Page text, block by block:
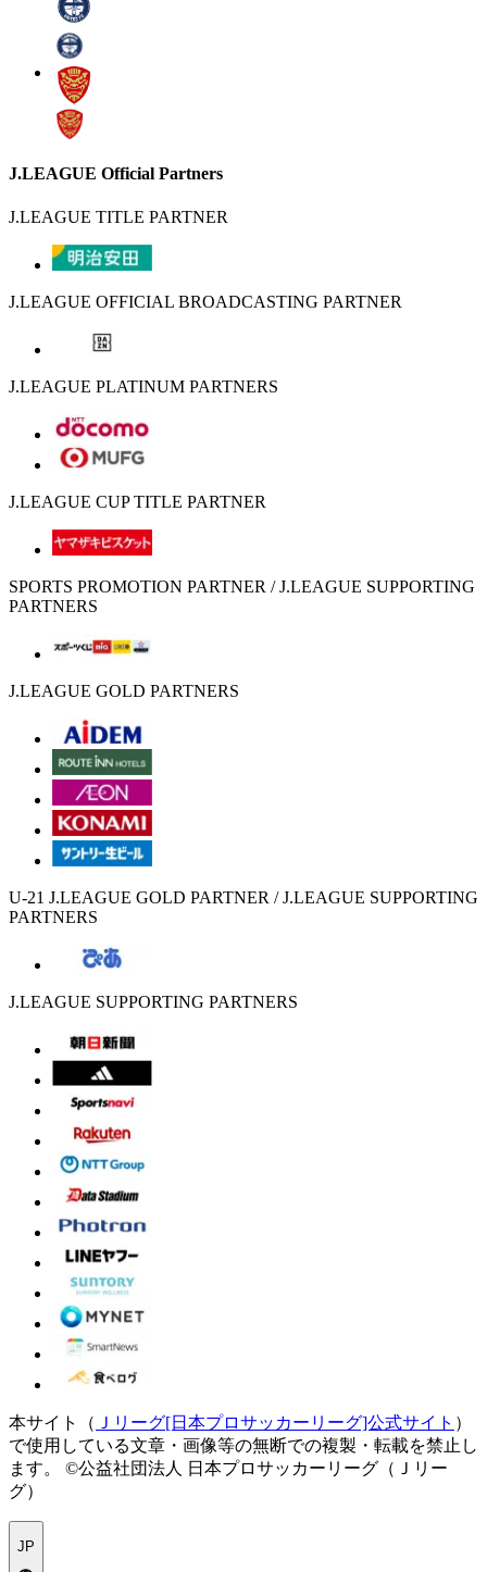
J.LEAGUE Official Partners
J.LEAGUE TITLE PARTNER
J.LEAGUE OFFICIAL BROADCASTING PARTNER
J.LEAGUE PLATINUM PARTNERS
J.LEAGUE CUP TITLE PARTNER
SPORTS PROMOTION PARTNER / J.LEAGUE SUPPORTING
PARTNERS
J.LEAGUE GOLD PARTNERS
U-21 J.LEAGUE GOLD PARTNER / J.LEAGUE SUPPORTING
PARTNERS
J.LEAGUE SUPPORTING PARTNERS
本サイト（ Ｊリーグ[日本プロサッカーリーグ]公式サイト ）
で使用している文章・画像等の無断での複製・転載を禁止し
ます。
©公益社団法人 日本プロサッカーリーグ（Ｊリー
グ）
JP